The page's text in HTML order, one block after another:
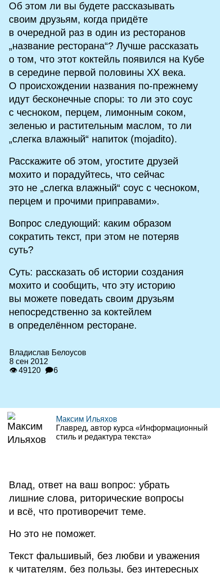
Об этом ли вы будете рассказывать
своим друзьям, когда придёте
в очередной раз в один из ресторанов
„название ресторана“? Лучше рассказать
о том, что этот коктейль появился на Кубе
в середине первой половины XX века.
О происхождении названия по‑прежнему
идут бесконечные споры: то ли это соус
с чесноком, перцем, лимонным соком,
зеленью и растительным маслом, то ли
„слегка влажный“ напиток (mojadito).
Расскажите об этом, угостите друзей
мохито и порадуйтесь, что сейчас
это не „слегка влажный“ соус с чесноком,
перцем и прочими приправами».
Вопрос следующий: каким образом
сократить текст, при этом не потеряв
суть?
Суть: рассказать об истории создания
мохито и сообщить, что эту историю
вы можете поведать своим друзьям
непосредственно за коктейлем
в определённом ресторане.
Владислав Белоусов
8 сен 2012
👁 49120 🗩6
Максим Ильяхов
Главред, автор курса «Информационный
стиль и редактура текста»
Влад, ответ на ваш вопрос: убрать
лишние слова, риторические вопросы
и всё, что противоречит теме.
Но это не поможет.
Текст фальшивый, без любви и уважения
к читателям, без пользы, без интересных